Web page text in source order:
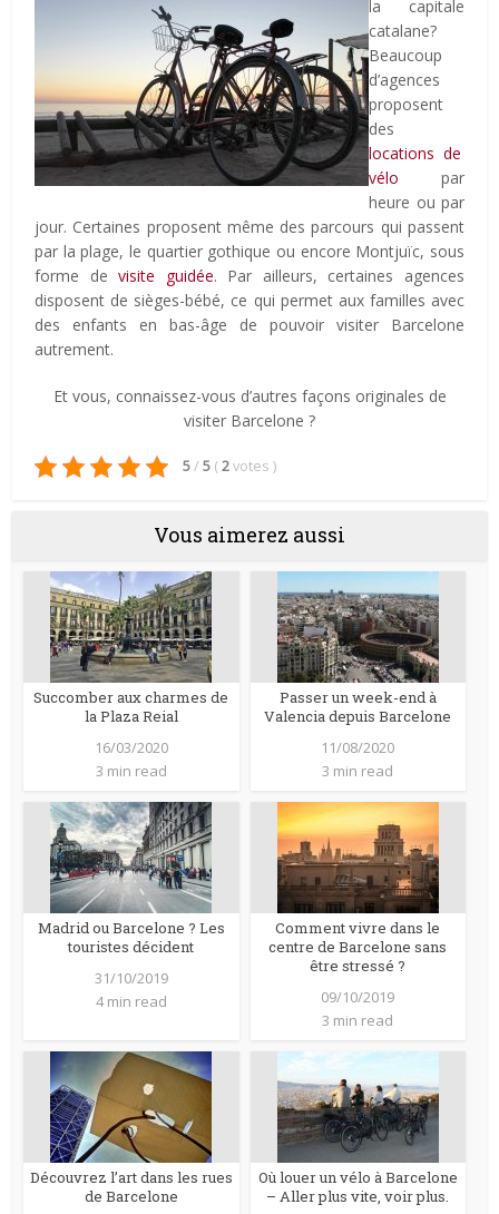
la capitale
catalane?
Beaucoup
d’agences
proposent
des
locations de
vélo par
heure ou par
jour. Certaines proposent même des parcours qui passent
par la plage, le quartier gothique ou encore Montjuïc, sous
forme devisite guidée. Par ailleurs, certaines agences
disposent de sièges-bébé, ce qui permet aux familles avec
des enfants en bas-âge de pouvoir visiter Barcelone
autrement.
Et vous, connaissez-vous d’autres façons originales de
visiter Barcelone ?
5/ 5 (2votes )
Vous aimerez aussi
Succomber aux charmes de
la Plaza Reial
16/03/2020
3 min read
Passer un week-end à
Valencia depuis Barcelone
11/08/2020
3 min read
Madrid ou Barcelone ? Les
touristes décident
31/10/2019
4 min read
Comment vivre dans le
centre de Barcelone sans
être stressé ?
09/10/2019
3 min read
Découvrez l’art dans les rues
de Barcelone
Où louer un vélo à Barcelone
– Aller plus vite, voir plus.